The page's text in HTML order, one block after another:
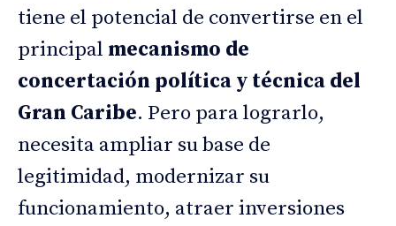
tiene el potencial de convertirse en el
principal mecanismo de
concertación política y técnica del
Gran Caribe. Pero para lograrlo,
necesita ampliar su base de
legitimidad, modernizar su
funcionamiento, atraer inversiones